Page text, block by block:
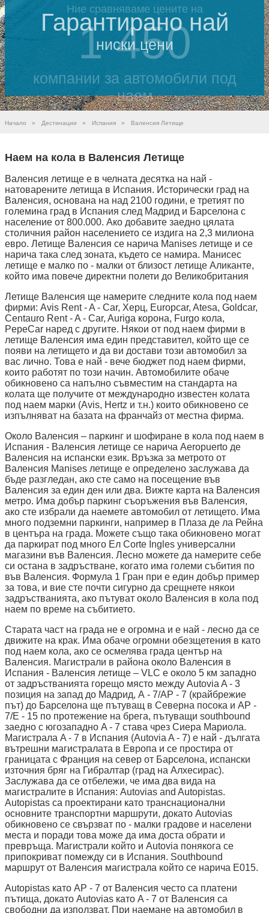
Ние сравняваме цените на
1 450
компании за автомобили под
наем
Гарантирано най
ниски цени
Начало » Дестинации » Испания » Валенсия Летище
Наем на кола в Валенсия Летище
Валенсия летище е в челната десятка на най -
натоварените летища в Испания. Исторически град на
Валенсия, основана на над 2100 години, е третият по
големина град в Испания след Мадрид и Барселона с
население от 800.000. Ако добавите заедно цялата
столичния район населението се издига на 2,3 милиона
евро. Летище Валенсия се нарича Manises летище и се
нарича така след зоната, където се намира. Манисес
летище е малко по - малки от близост летище Аликанте,
който има повече директни полети до Великобритания
Летище Валенсия ще намерите следните кола под наем
фирми: Avis Rent - A - Car, Херц, Europcar, Atesa, Goldcar,
Centauro Rent - A - Car, Auriga корона, Furgo кола,
PepeCar наред с другите. Някои от под наем фирми в
летище Валенсия има един представител, който ще се
появи на летището и да ви достави този автомобил за
вас лично. Това е най - вече бюджет под наем фирми,
които работят по този начин. Автомобилите обаче
обикновено са напълно съвместим на стандарта на
колата ще получите от международно известен колата
под наем марки (Avis, Hertz и т.н.) които обикновено се
изпълняват на базата на франчайз от местна фирма.
Около Валенсия – паркинг и шофиране в кола под наем в
Испания - Валенсия летище се нарича Aeropuerto де
Валенсия на испански език. Връзка за метрото от
Валенсия Manises летище е определено заслужава да
бъде разгледан, ако сте само на посещение във
Валенсия за един ден или два. Вижте карта на Валенсия
метро. Има добър паркинг съоръжения във Валенсия,
ако сте избрали да наемете автомобил от летището. Има
много подземни паркинги, например в Плаза де ла Рейна
в центъра на града. Можете също така обикновено могат
да паркират под много Ел Corte Ingles универсални
магазини във Валенсия. Лесно можете да намерите себе
си остана в задръстване, когато има големи събития по
във Валенсия. Формула 1 Гран при е един добър пример
за това, и вие сте почти сигурно да срещнете някои
задръстванията, ако пътуват около Валенсия в кола под
наем по време на събитието.
Старата част на града не е огромна и е най - лесно да се
движите на крак. Има обаче огромни обезщетения в като
под наем кола, ако се осмелява града център на
Валенсия. Магистрали в района около Валенсия в
Испания - Валенсия летище – VLC е около 5 км западно
от задръстванията горещо място между Autovia A - 3
позиция на запад до Мадрид, А - 7/AP - 7 (крайбрежие
път) до Барселона ще пътуващ в Северна посока и AP -
7/E - 15 по протежение на брега, пътуващи southbound
заедно с югозападно A - 7 става чрез Сиера Мариола.
Магистрала A - 7 в Испания (Autovia A - 7) е най - дългата
вътрешни магистралата в Европа и се простира от
границата с Франция на север от Барселона, испански
източния бряг на Гибралтар (град на Алхесирас).
Заслужава да се отбележи, че има два вида на
магистралите в Испания: Autovias and Autopistas.
Autopistas са проектирани като транснационални
основните транспортни маршрути, докато Autovias
обикновено се свързват по - малки градове и населени
места и поради това може да има доста обрати и
превръща. Магистрали който и Autovia понякога се
припокриват помежду си в Испания. Southbound
маршрут от Валенсия магистрала който се нарича E015.
Autopistas като AP - 7 от Валенсия често са платени
пътища, докато Autovias като A - 7 от Валенсия са
свободни да използват. При наемане на автомобил в